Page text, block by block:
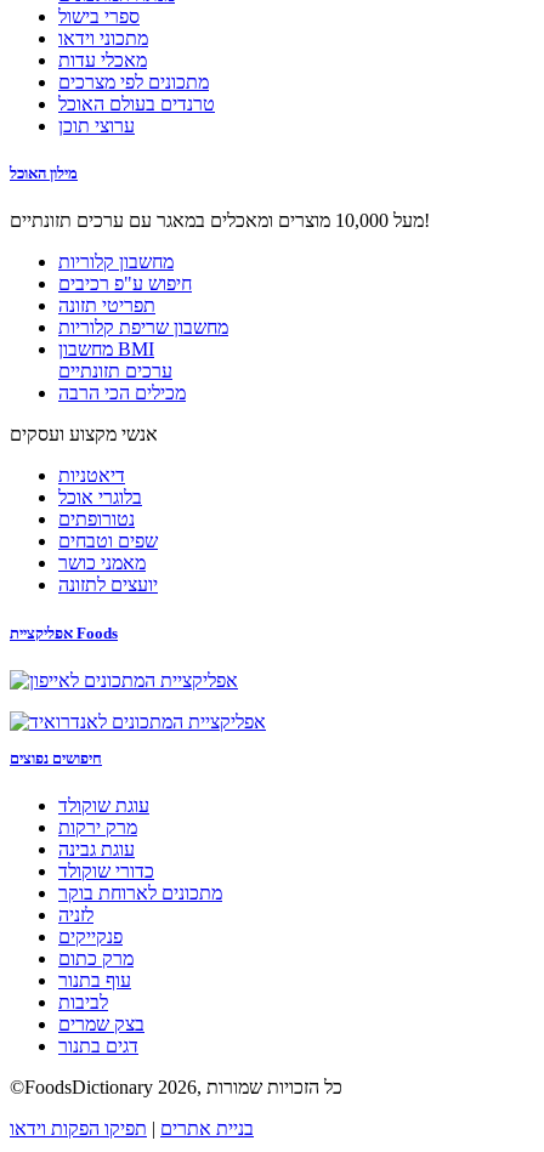
ספרי בישול
מתכוני וידאו
מאכלי עדות
מתכונים לפי מצרכים
טרנדים בעולם האוכל
ערוצי תוכן
מילון האוכל
מעל 10,000 מוצרים ומאכלים במאגר עם ערכים תזונתיים!
מחשבון קלוריות
חיפוש ע"פ רכיבים
תפריטי תזונה
מחשבון שריפת קלוריות
מחשבון BMI
ערכים תזונתיים
מכילים הכי הרבה
אנשי מקצוע ועסקים
דיאטניות
בלוגרי אוכל
נטורופתים
שפים וטבחים
מאמני כושר
יועצים לתזונה
אפליקציית Foods
חיפושים נפוצים
עוגת שוקולד
מרק ירקות
עוגת גבינה
כדורי שוקולד
מתכונים לארוחת בוקר
לזניה
פנקייקים
מרק כתום
עוף בתנור
לביבות
בצק שמרים
דגים בתנור
©FoodsDictionary 2026, כל הזכויות שמורות
בניית אתרים | תפיקו הפקות וידאו